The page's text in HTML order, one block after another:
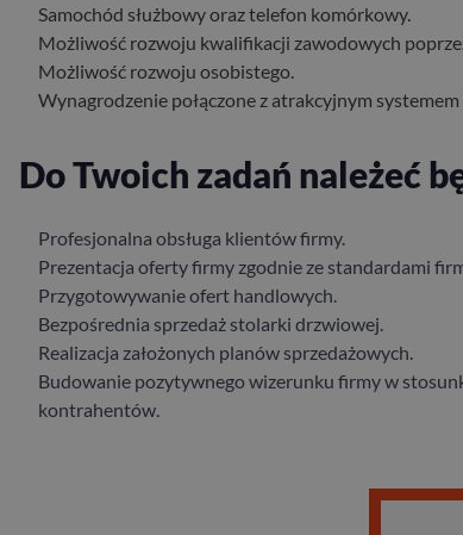
Samochód służbowy oraz telefon komórkowy.
Możliwość rozwoju kwalifikacji zawodowych
Możliwość rozwoju osobistego.
Wynagrodzenie połączone z atrakcyjnym
Do Twoich zadań należeć
Profesjonalna obsługa klientów firmy.
Prezentacja oferty firmy zgodnie ze standardami
Przygotowywanie ofert handlowych.
Bezpośrednia sprzedaż stolarki drzwiowej.
Realizacja założonych planów sprzedażowych.
Budowanie pozytywnego wizerunku firmy w
kontrahentów.